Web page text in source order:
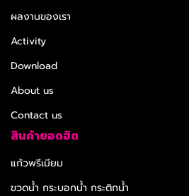
ผลงานของเรา
Activity
Download
About us
Contact us
สินค้ายอดฮิต
แก้วพรีเมียม
ขวดน้ำ กระบอกน้ำ กระติกน้ำ